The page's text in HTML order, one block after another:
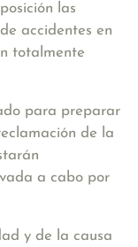
las
accidentes en
totalmente
para preparar
de la
a cabo por
y de la causa